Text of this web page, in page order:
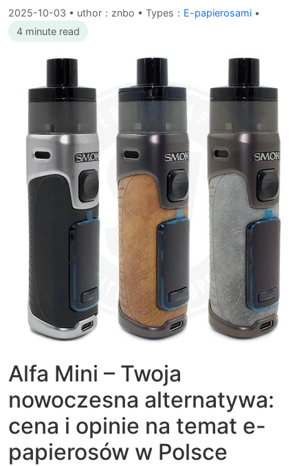
2025-10-03 • uthor：znbo • Types： E-papierosami •
4 minute read
Alfa Mini – Twoja
nowoczesna alternatywa:
cena i opinie na temat e-
papierosów w Polsce